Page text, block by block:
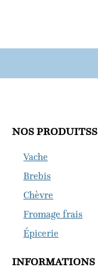
NOS PRODUITSS
Vache
Brebis
Chèvre
Fromage frais
Épicerie
INFORMATIONS